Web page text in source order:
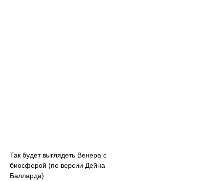
Так будет выглядеть Венера с
биосферой (по версии Дейна
Балларда)